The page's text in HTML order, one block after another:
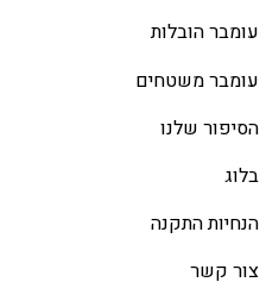
עומבר הובלות
עומבר משטחים
הסיפור שלנו
בלוג
הנחיות התקנה
צור קשר